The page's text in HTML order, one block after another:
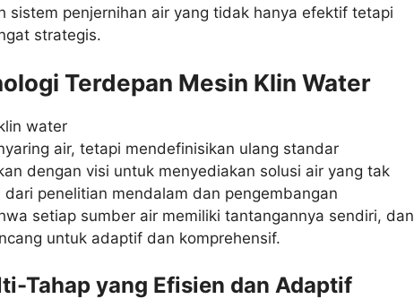
sistem penjernihan air yang tidak hanya efektif tetapi
strategis.
Terdepan Mesin Klin Water
air, tetapi mendefinisikan ulang standar
dengan visi untuk menyediakan solusi air yang tak
penelitian mendalam dan pengembangan
setiap sumber air memiliki tantangannya sendiri, dan
untuk adaptif dan komprehensif.
Tahap yang Efisien dan Adaptif